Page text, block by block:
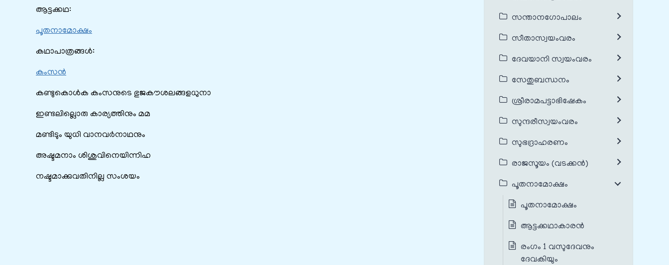
ആട്ടക്കഥ:
പൂതനാമോക്ഷം
കഥാപാത്രങ്ങൾ:
കംസൻ
കണ്ടുകൊൾക കംസനുടെ ഭുജകൗശലങ്ങളധുനാ
ഇണ്ടലില്ലൊരു കാര്യത്തിനും മമ
മണ്ടിടും യുധി വാനവർനാഥനും
അഷ്ടമനാം ശിശുവിനെയിന്നിഹ
നഷ്ടമാക്കുവതിനില്ല സംശയം
സന്താനഗോപാലം
സീതാസ്വയംവരം
ദേവയാനി സ്വയംവരം
സേതുബന്ധനം
ശ്രീരാമപട്ടാഭിഷേകം
സുന്ദരീസ്വയംവരം
സുഭദ്രാഹരണം
രാജസൂയം (വടക്കൻ)
പൂതനാമോക്ഷം
പൂതനാമോക്ഷം
ആട്ടക്കഥാകാരൻ
രംഗം 1 വസുദേവനും
ദേവകിയും